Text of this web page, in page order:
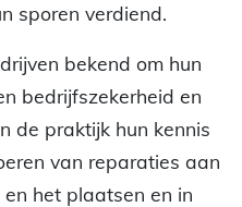
sporen verdiend.
bekend om hun
bedrijfszekerheid en
de praktijk hun kennis
van reparaties aan
het plaatsen en in